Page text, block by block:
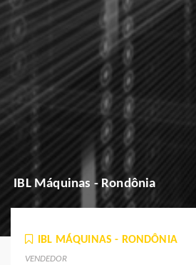
IBL Máquinas - Rondônia
IBL MÁQUINAS - RONDÔNIA
VENDEDOR